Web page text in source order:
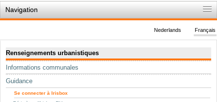
Navigation
Règles du jeu
Permis d'urbanisme
Cartographie
Etudes et publications
Mots-clés
Français
Nederlands
Renseignements urbanistiques
Informations communales
Guidance
Se connecter à Irisbox